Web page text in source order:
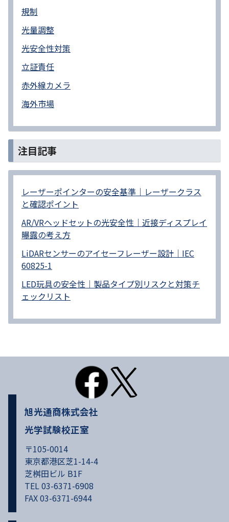
規制
光量調整
光安全性対策
立証責任
赤外線カメラ
海外市場
注目記事
レーザーポインターの安全基準｜レーザークラス
と確認ポイント
AR/VRヘッドセットの光安全性｜近接ディスプレイ
曝露の考え方
LiDARセンサーのアイセーフレーザー設計｜IEC
60825-1
LED玩具の安全性｜製品タイプ別リスクと対策チ
ェックリスト
旭光通商株式会社
光学試験校正室
〒105-0014
東京都港区芝1-14-4
芝桝田ビル B1F
TEL 03-6371-6908
FAX 03-6371-6944